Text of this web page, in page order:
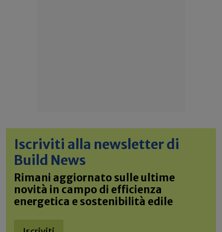
Iscriviti alla newsletter di
Build News
Rimani aggiornato sulle ultime
novità in campo di efficienza
energetica e sostenibilità edile